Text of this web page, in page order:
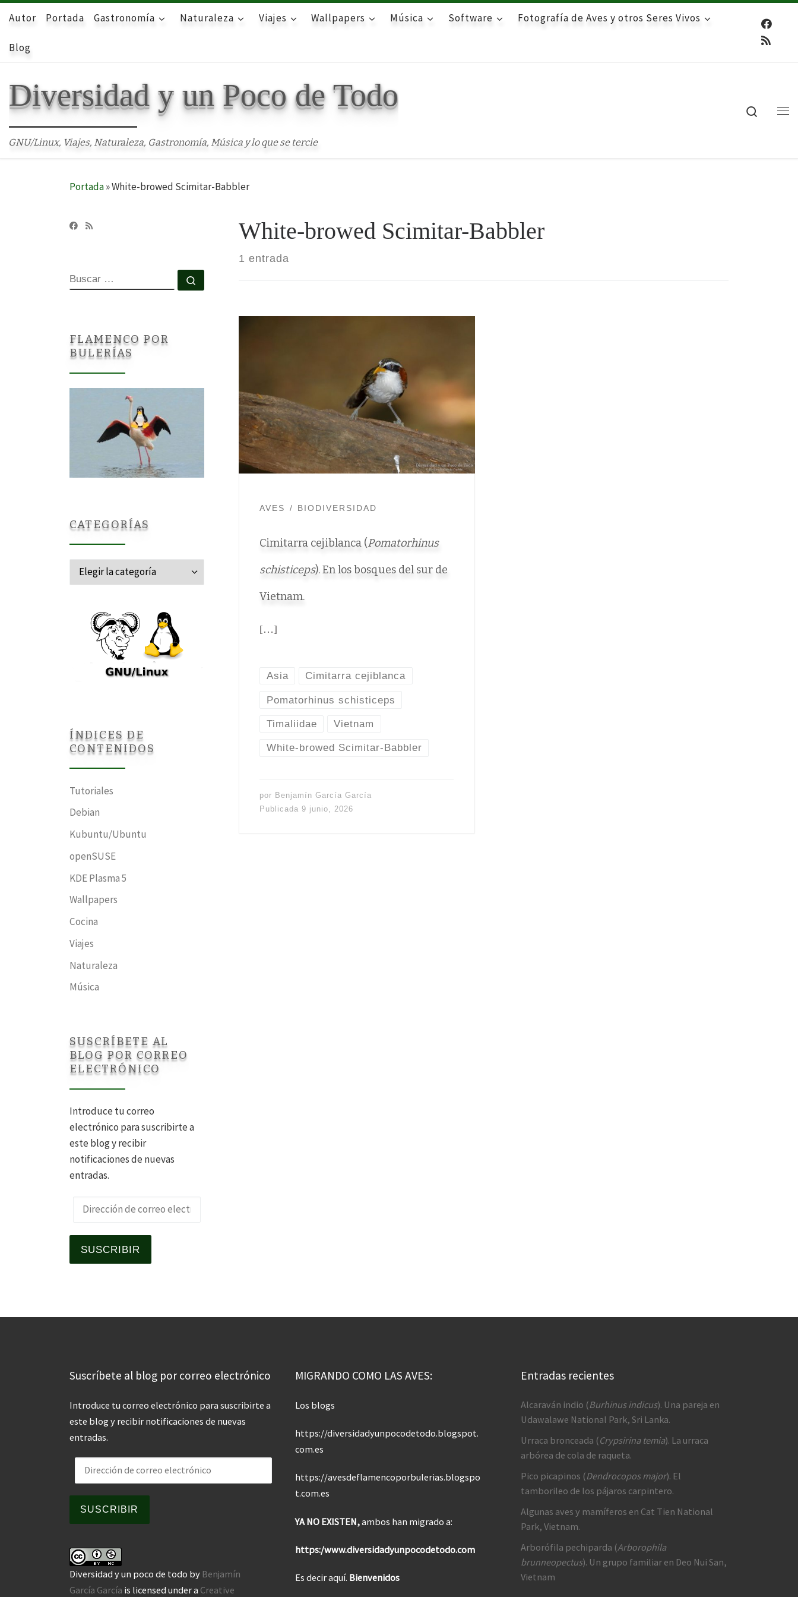
Skip to content
Autor Portada Gastronomía Naturaleza Viajes Wallpapers Música Software Fotografía de Aves y otros Seres Vivos
Blog
Diversidad y un Poco de Todo
GNU/Linux, Viajes, Naturaleza, Gastronomía, Música y lo que se tercie
Search
Portada»White-browed Scimitar-Babbler
White-browed Scimitar-Babbler
1 entrada
AVES BIODIVERSIDAD
Cimitarra cejiblanca (Pomatorhinus
schisticeps). En los bosques del sur de
Vietnam.
[…]
Asia Cimitarra cejiblanca
Pomatorhinus schisticeps
Timaliidae Vietnam
White-browed Scimitar-Babbler
por Benjamín García García
Publicada 9 junio, 2026
BUSCAR
FLAMENCO POR
BULERÍAS
CATEGORÍAS
Categorías
ÍNDICES DE
CONTENIDOS
Tutoriales
Debian
Kubuntu/Ubuntu
openSUSE
KDE Plasma 5
Wallpapers
Cocina
Viajes
Naturaleza
Música
SUSCRÍBETE AL
BLOG POR CORREO
ELECTRÓNICO
Introduce tu correo
electrónico para suscribirte a
este blog y recibir
notificaciones de nuevas
entradas.
Dirección de correo electrónico
SUSCRIBIR
Suscríbete al blog por correo electrónico
Introduce tu correo electrónico para suscribirte a
este blog y recibir notificaciones de nuevas
entradas.
Dirección de correo electrónico
SUSCRIBIR
Diversidad y un poco de todo by Benjamín
García García is licensed under a Creative
MIGRANDO COMO LAS AVES:
Los blogs
https://diversidadyunpocodetodo.blogspot.
com.es
https://avesdeflamencoporbulerias.blogspo
t.com.es
YA NO EXISTEN,ambos han migrado a:
https:/www.diversidadyunpocodetodo.com
Es decir aquí. Bienvenidos
Entradas recientes
Alcaraván indio (Burhinus indicus). Una pareja en
Udawalawe National Park, Sri Lanka.
Urraca bronceada (Crypsirina temia). La urraca
arbórea de cola de raqueta.
Pico picapinos (Dendrocopos major). El
tamborileo de los pájaros carpintero.
Algunas aves y mamíferos en Cat Tien National
Park, Vietnam.
Arborófila pechiparda (Arborophila
brunneopectus). Un grupo familiar en Deo Nui San,
Vietnam